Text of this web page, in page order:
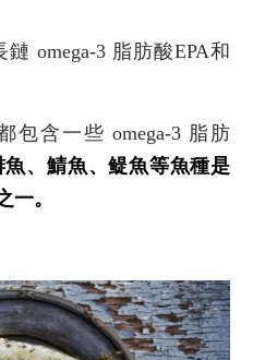
omega-3 脂肪酸EPA和
包含一些 omega-3 脂肪
、鯖魚、鳀魚等魚種是
一。